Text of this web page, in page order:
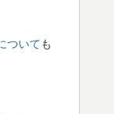
ついても